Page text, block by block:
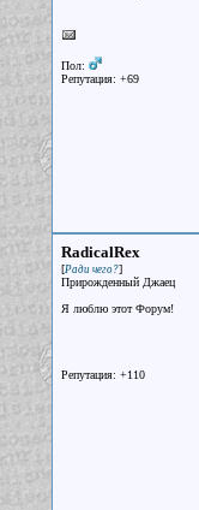
Пол:
Репутация: +69
RadicalRex
[Ради чего?]
Прирожденный Джаец
Я люблю этот Форум!
Репутация: +110